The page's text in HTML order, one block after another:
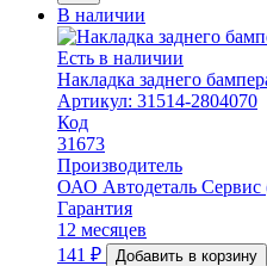
В наличии
Есть в наличии
Накладка заднего
Артикул: 31514-2804070
Код
31673
Производитель
ОАО Автодеталь Сервис
Гарантия
12 месяцев
141 ₽
Добавить в корзину